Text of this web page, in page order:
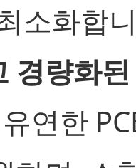
소화합
경량화
연한